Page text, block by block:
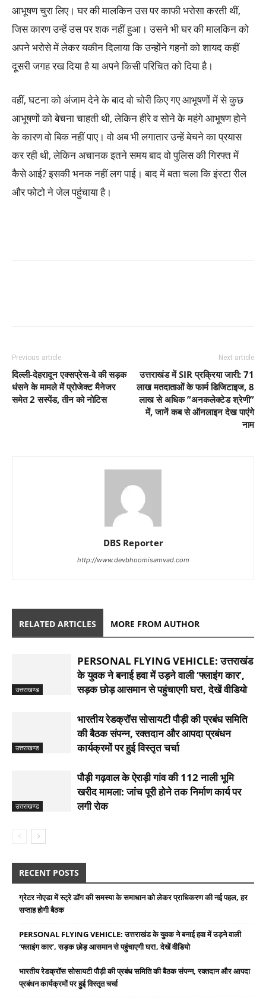
आभूषण चुरा लिए। घर की मालकिन उस पर काफी भरोसा करती थीं,
जिस कारण उन्हें उस पर शक नहीं हुआ। उसने भी घर की मालकिन को
अपने भरोसे में लेकर यकीन दिलाया कि उन्होंने गहनों को शायद कहीं
दूसरी जगह रख दिया है या अपने किसी परिचित को दिया है।
वहीं, घटना को अंजाम देने के बाद वो चोरी किए गए आभूषणों में से कुछ
आभूषणों को बेचना चाहती थी, लेकिन हीरे व सोने के महंगे आभूषण होने
के कारण वो बिक नहीं पाए। वो अब भी लगातार उन्हें बेचने का प्रयास
कर रही थी, लेकिन अचानक इतने समय बाद वो पुलिस की गिरफ्त में
कैसे आई? इसकी भनक नहीं लग पाई। बाद में बता चला कि इंस्टा रील
और फोटो ने जेल पहुंचाया है।
Previous article
दिल्ली-देहरादून एक्सप्रेस-वे की सड़क
धंसने के मामले में प्रोजेक्ट मैनेजर
समेत 2 सस्पेंड, तीन को नोटिस
Next article
उत्तराखंड में SIR प्रक्रिया जारी: 71
लाख मतदाताओं के फार्म डिजिटाइज, 8
लाख से अधिक ”अनकलेक्टेड श्रेणी”
में, जानें कब से ऑनलाइन देख पाएंगे
नाम
DBS Reporter
http://www.devbhoomisamvad.com
RELATED ARTICLES MORE FROM AUTHOR
उत्तराखण्ड
PERSONAL FLYING VEHICLE: उत्तराखंड
के युवक ने बनाई हवा में उड़ने वाली ‘फ्लाइंग कार’,
सड़क छोड़ आसमान से पहुंचाएगी घर!, देखें वीडियो
उत्तराखण्ड
भारतीय रेडक्रॉस सोसायटी पौड़ी की प्रबंध समिति
की बैठक संपन्न, रक्तदान और आपदा प्रबंधन
कार्यक्रमों पर हुई विस्तृत चर्चा
उत्तराखण्ड
पौड़ी गढ़वाल के ऐराड़ी गांव की 112 नाली भूमि
खरीद मामला: जांच पूरी होने तक निर्माण कार्य पर
लगी रोक
RECENT POSTS
ग्रेटर नोएडा में स्ट्रे डॉग की समस्या के समाधान को लेकर प्राधिकरण की नई पहल, हर
सप्ताह होगी बैठक
PERSONAL FLYING VEHICLE: उत्तराखंड के युवक ने बनाई हवा में उड़ने वाली
‘फ्लाइंग कार’, सड़क छोड़ आसमान से पहुंचाएगी घर!, देखें वीडियो
भारतीय रेडक्रॉस सोसायटी पौड़ी की प्रबंध समिति की बैठक संपन्न, रक्तदान और आपदा
प्रबंधन कार्यक्रमों पर हुई विस्तृत चर्चा